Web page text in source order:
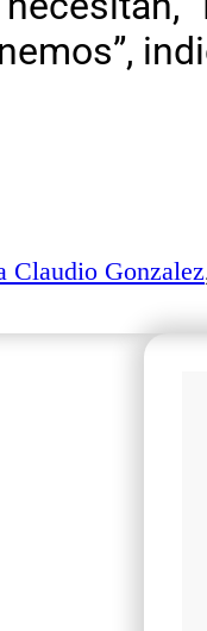
Claudio Gonzalez